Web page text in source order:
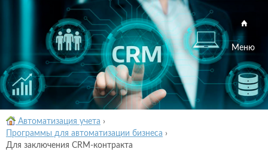
Меню
Автоматизация учета ›
Программы для автоматизации бизнеса ›
Для заключения CRM-контракта